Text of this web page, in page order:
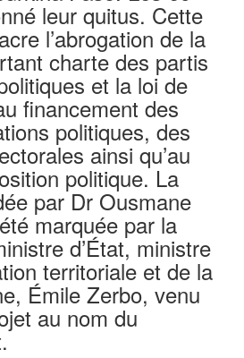
leur quitus. Cette
l’abrogation de la
charte des partis
et la loi de
financement des
politiques, des
ainsi qu’au
politique. La
par Dr Ousmane
marquée par la
d’État, ministre
territoriale et de la
Émile Zerbo, venu
au nom du